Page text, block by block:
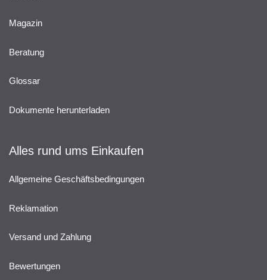
Magazin
Beratung
Glossar
Dokumente herunterladen
Alles rund ums Einkaufen
Allgemeine Geschäftsbedingungen
Reklamation
Versand und Zahlung
Bewertungen